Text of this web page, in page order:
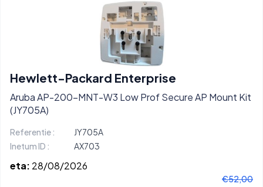
Hewlett-Packard Enterprise
Aruba AP-200-MNT-W3 Low Prof Secure AP Mount Kit
(JY705A)
Referentie :
JY705A
Inetum ID :
AX703
eta: 28/08/2026
€52,00